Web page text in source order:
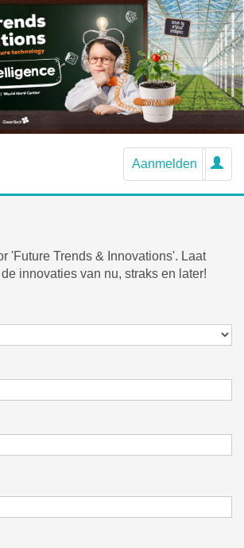
Aanmelden
'Future Trends & Innovations'. Laat
innovaties van nu, straks en later!